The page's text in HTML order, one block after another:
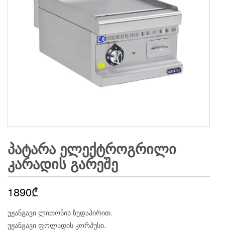
ᲞᲐᲢᲐᲠᲐ ᲔᲚᲔᲥᲢᲠᲝᲒᲠᲘᲚᲘ
ᲙᲐᲠᲐᲓᲘᲡ ᲒᲐᲠᲔᲨᲔ
1890₾
უჟანგავი ლითონის ზედაპირით.
უჟანგავი ფოლადის კორპუსი.